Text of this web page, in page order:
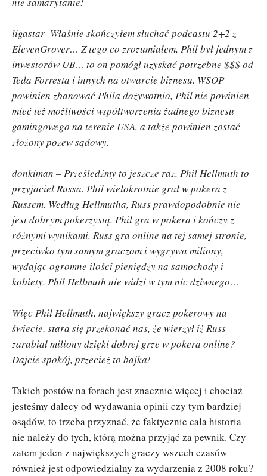
ligastar- Właśnie skończyłem słuchać podcastu 2+2 z
ElevenGrover… Z tego co zrozumiałem, Phil był jednym z
inwestorów UB… to on pomógł uzyskać potrzebne $$$ od
Teda Forresta i innych na otwarcie biznesu. WSOP
powinien zbanować Phila dożywotnio, Phil nie powinien
mieć też możliwości współtworzenia żadnego biznesu
gamingowego na terenie USA, a także powinien zostać
złożony pozew sądowy.
donkiman – Prześledźmy to jeszcze raz. Phil Hellmuth to
przyjaciel Russa. Phil wielokrotnie grał w pokera z
Russem. Według Hellmutha, Russ prawdopodobnie nie
jest dobrym pokerzystą. Phil gra w pokera i kończy z
różnymi wynikami. Russ gra online na tej samej stronie,
przeciwko tym samym graczom i wygrywa miliony,
wydając ogromne ilości pieniędzy na samochody i
kobiety. Phil Hellmuth nie widzi w tym nic dziwnego…
Więc Phil Hellmuth, największy gracz pokerowy na
świecie, stara się przekonać nas, że wierzył iż Russ
zarabiał miliony dzięki dobrej grze w pokera online?
Dajcie spokój, przecież to bajka!
Takich postów na forach jest znacznie więcej i chociaż
jesteśmy dalecy od wydawania opinii czy tym bardziej
osądów, to trzeba przyznać, że faktycznie cała historia
nie należy do tych, którą można przyjąć za pewnik. Czy
zatem jeden z największych graczy wszech czasów
również jest odpowiedzialny za wydarzenia z 2008 roku?